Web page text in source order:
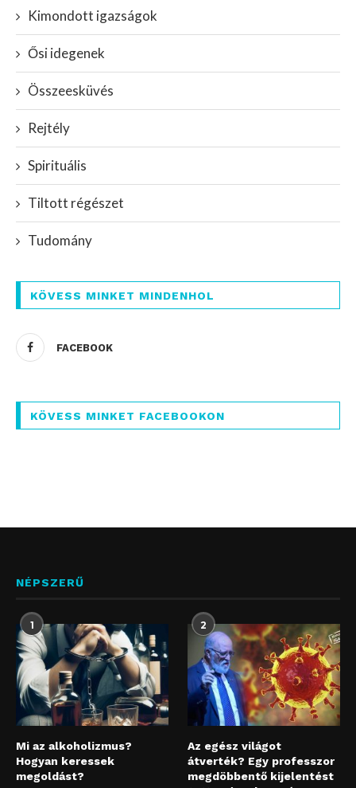
Kimondott igazságok
Ősi idegenek
Összeesküvés
Rejtély
Spirituális
Tiltott régészet
Tudomány
KÖVESS MINKET MINDENHOL
FACEBOOK
KÖVESS MINKET FACEBOOKON
NÉPSZERŰ
1
Mi az alkoholizmus?
Hogyan keressek
megoldást?
2
Az egész világot
átverték? Egy professzor
megdöbbentő kijelentést